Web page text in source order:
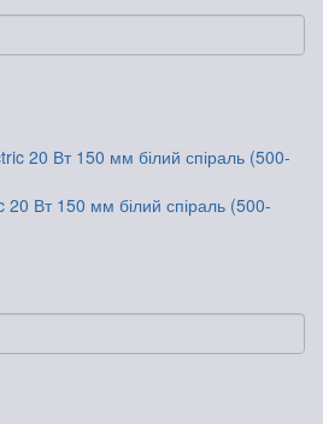
Вт 150 мм білий спіраль (500-